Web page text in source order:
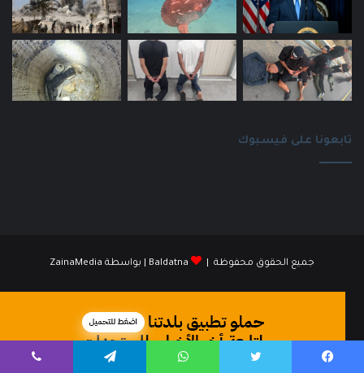
تابعونا على فيسبوك
جميع الحقوق محفوظة | Baldatna | بواسطة ZainaMedia